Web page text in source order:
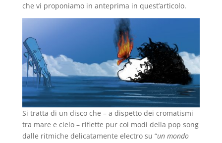
che vi proponiamo in anteprima in quest’articolo.
Si tratta di un disco che – a dispetto dei cromatismi
tra mare e cielo – riflette pur coi modi della pop song
dalle ritmiche delicatamente electro su “un mondo